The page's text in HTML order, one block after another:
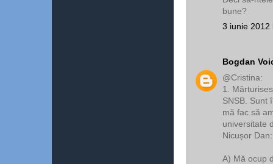
bune?
3 iunie 2012
Bogdan
@Cristina:
1.
SNSB. Sunt
mă fac să
universitate
Nicușor Dan:
A) Mă ocup